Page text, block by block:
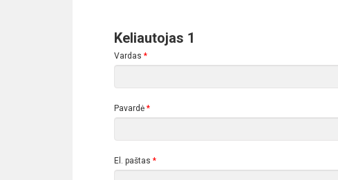
Keliautojas 1
Vardas *
Pavardė *
El. paštas *